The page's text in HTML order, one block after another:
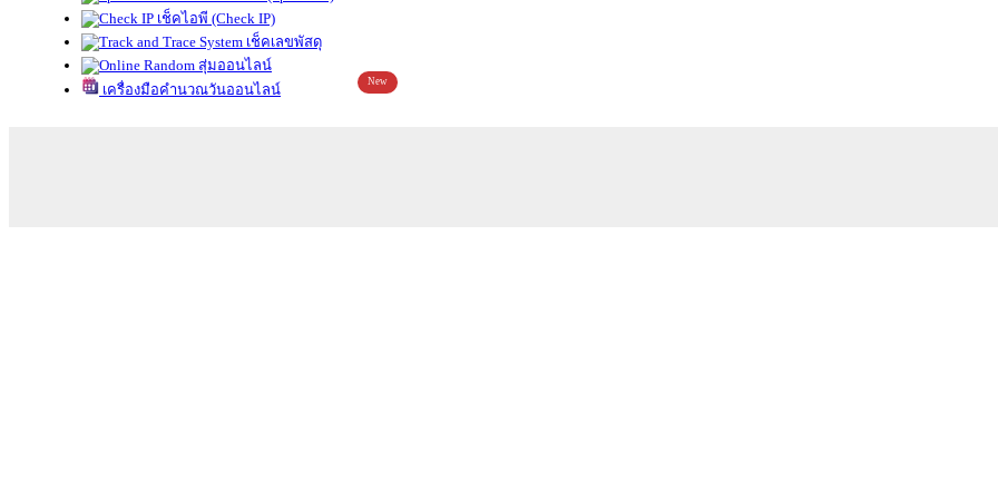
เช็คไอพี (Check IP)
เช็คเลขพัสดุ
สุ่มออนไลน์
เครื่องมือคำนวณวันออนไลน์
New